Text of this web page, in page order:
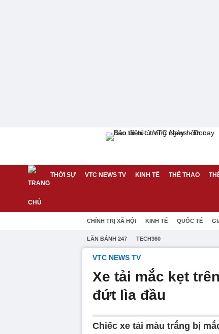
THỜI SỰ VTC NEWS TV KINH TẾ THỂ THAO
CHÍNH TRỊ XÃ HỘI KINH TẾ QUỐC TẾ
LĂN BÁNH 247 TECH360
VTC NEWS TV
Xe tải mắc kẹt
đứt lìa đầu
Chiếc xe tải màu trắng bị